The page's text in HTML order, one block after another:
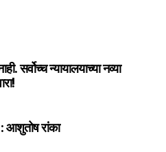
सर्वोच्च न्यायालयाच्या नव्या
आशुतोष रांका